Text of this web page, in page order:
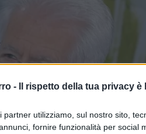
- Il rispetto della tua privacy
partner utilizziamo, sul nostro sito,
fornire funzionalità per social